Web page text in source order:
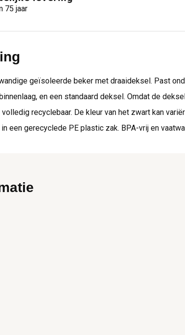
75 jaar
geïsoleerde beker met draaideksel. Past
en een standaard deksel. Omdat de
recyclebaar. De kleur van het zwart kan
een gerecyclede PE plastic zak. BPA-vrij en